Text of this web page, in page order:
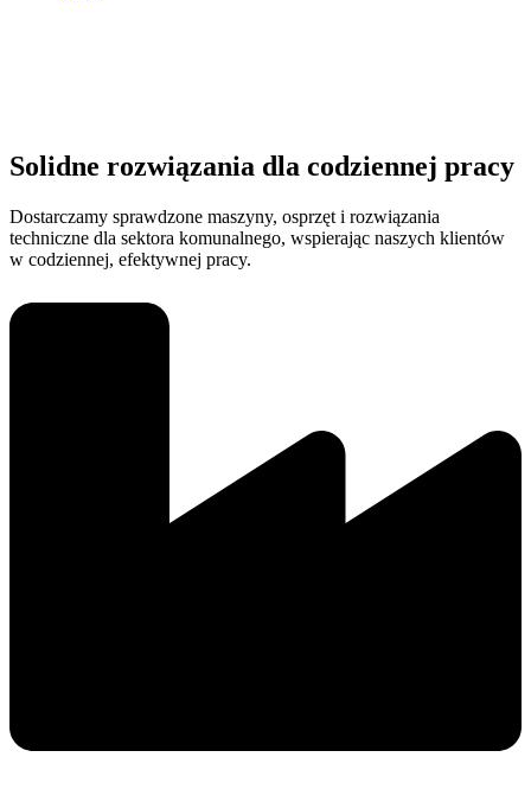
Solidne rozwiązania dla codziennej pracy
Dostarczamy sprawdzone maszyny, osprzęt i rozwiązania
techniczne dla sektora komunalnego, wspierając naszych klientów
w codziennej, efektywnej pracy.